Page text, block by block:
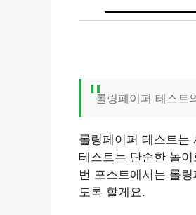
롤링페이퍼 테스트
롤링페이퍼 테스트는
테스트는 단순한 놀
번 포스트에서는 롤
도록 할게요.